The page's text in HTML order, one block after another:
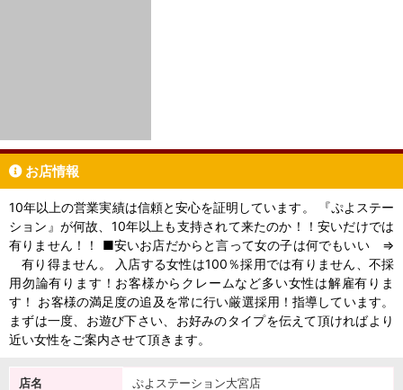
お店情報
10年以上の営業実績は信頼と安心を証明しています。 『ぷよステー
ション』が何故、10年以上も支持されて来たのか！！安いだけでは
有りません！！ ■安いお店だからと言って女の子は何でもいい ⇒
有り得ません。 入店する女性は100％採用では有りません、不採
用勿論有ります！お客様からクレームなど多い女性は解雇有りま
す！ お客様の満足度の追及を常に行い厳選採用！指導しています。
まずは一度、お遊び下さい、お好みのタイプを伝えて頂ければより
近い女性をご案内させて頂きます。
店名 ぷよステーション大宮店